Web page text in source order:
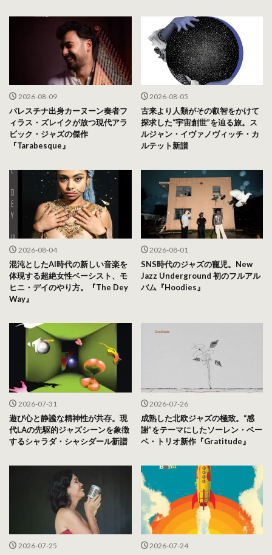
2026-08-09
パレスチナ出身カーヌーン奏者フ
ィラス・ズレイクが放つ現代アラ
ビック・ジャズの傑作
『Tarabesque』
2026-08-05
古来より人類がその叡智をかけて
探求した“宇宙創世”を辿る旅。ス
ルジャン・イヴァノヴィッチ・カ
ルテット新譜
2026-08-04
混沌としたAI時代の新しい音楽を
体現する超絶女性ベーシスト、モ
ヒニ・デイのやり方。『The Dey
Way』
2026-08-01
SNS時代のジャズの寵児。New
Jazz Underground 初のフルアル
バム『Hoodies』
2026-07-31
遊び心と静謐な精神性が共存。現
代LAの先駆的ジャズシーンを象徴
するシャラダ・シャシダール新譜
2026-07-26
成熟した北欧ジャズの極致。“感
謝”をテーマにしたソーレン・ベー
ベ・トリオ新作『Gratitude』
2026-07-25 2026-07-24